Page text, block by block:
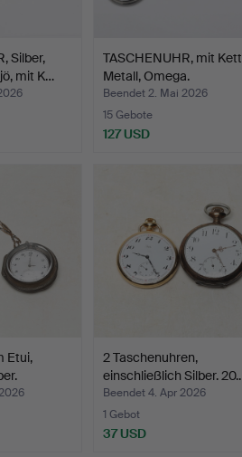
Silber,
mit K…
TASCHENUHR, mit
Metall, Omega.
Beendet 2. Mai 2026
15 Gebote
127 USD
Etui,
2 Taschenuhren,
einschließlich Silber.
Beendet 4. Apr 2026
1 Gebot
37 USD